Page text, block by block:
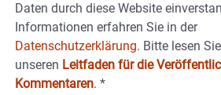
Daten durch diese Website
Informationen erfahren Sie in der
Datenschutzerklärung. Bitte lesen
unseren Leitfaden für die
Kommentaren. *